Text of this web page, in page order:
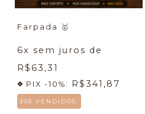
Farpada 🥇
6x sem juros de
R$63,31
PIX -10%: R$341,87
305 VENDIDOS.